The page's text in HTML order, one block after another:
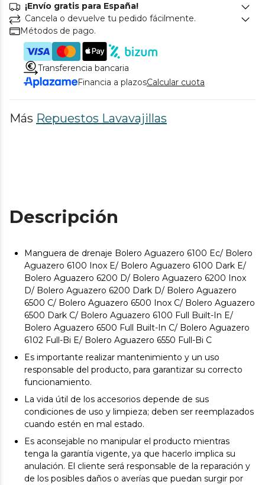
¡Envío gratis para España!
Cancela o devuelve tu pedido fácilmente.
Métodos de pago.
Transferencia bancaria
Financia a plazosCalcular cuota
Más Repuestos Lavavajillas
Descripción
Manguera de drenaje Bolero Aguazero 6100 Ec/ Bolero
Aguazero 6100 Inox E/ Bolero Aguazero 6100 Dark E/
Bolero Aguazero 6200 D/ Bolero Aguazero 6200 Inox
D/ Bolero Aguazero 6200 Dark D/ Bolero Aguazero
6500 C/ Bolero Aguazero 6500 Inox C/ Bolero Aguazero
6500 Dark C/ Bolero Aguazero 6100 Full Built-In E/
Bolero Aguazero 6500 Full Built-In C/ Bolero Aguazero
6102 Full-Bi E/ Bolero Aguazero 6550 Full-Bi C
Es importante realizar mantenimiento y un uso
responsable del producto, para garantizar su correcto
funcionamiento.
La vida útil de los accesorios depende de sus
condiciones de uso y limpieza; deben ser reemplazados
cuando estén en mal estado.
Es aconsejable no manipular el producto mientras
tenga la garantía vigente, ya que hacerlo implica su
anulación. El cliente será responsable de la reparación y
de los posibles daños o averías que puedan surgir por